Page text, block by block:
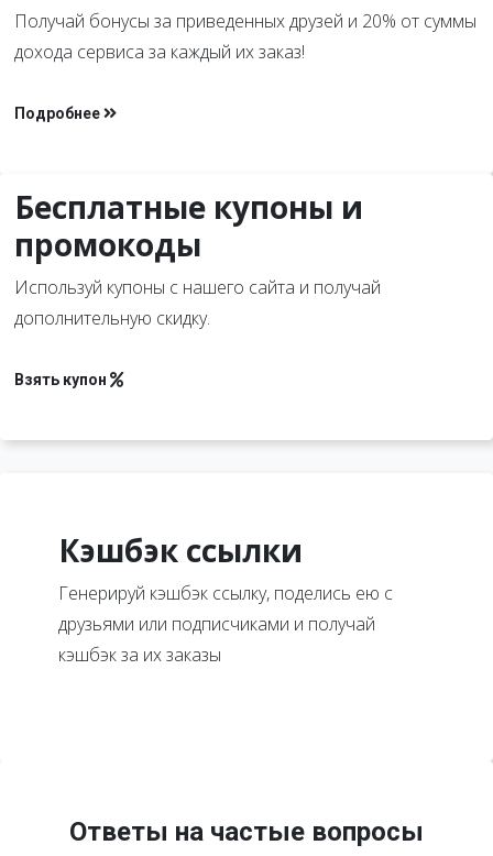
Получай бонусы за приведенных друзей и 20% от суммы
дохода сервиса за каждый их заказ!
Подробнее
Бесплатные купоны и
промокоды
Используй купоны с нашего сайта и получай
дополнительную скидку.
Взять купон
Кэшбэк ссылки
Генерируй кэшбэк ссылку, поделись ею с
друзьями или подписчиками и получай
кэшбэк за их заказы
Ответы на частые вопросы